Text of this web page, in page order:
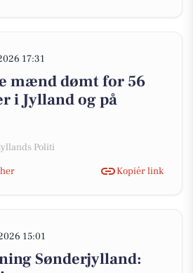
17:31
mænd dømt for 56
i Jylland og på
Politi
Kopiér link
15:01
Sønderjylland: